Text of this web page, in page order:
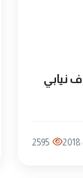
نيابي
2595